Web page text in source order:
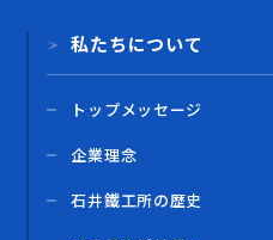
私たちについて
トップメッセージ
企業理念
石井鐵工所の歴史